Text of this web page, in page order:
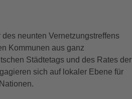
neunten Vernetzungstreffens
Kommunen aus ganz
Städtetags und des Rates der
sich auf lokaler Ebene für